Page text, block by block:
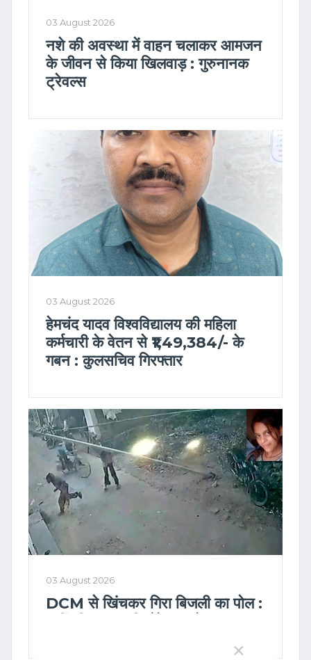
03 August 2026
नशे की अवस्था में वाहन चलाकर आमजन
के जीवन से किया खिलवाड़ : गुरुनानक
ट्रेवल्स
03 August 2026
हेमचंद यादव विश्वविद्यालय की महिला
कर्मचारी के वेतन से ₹1,49,384/- के
गबन : कुलसचिव गिरफ्तार
03 August 2026
DCM से खिंचकर गिरा बिजली का पोल :
×